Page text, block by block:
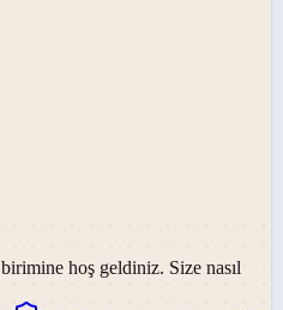
birimine hoş geldiniz. Size nasıl